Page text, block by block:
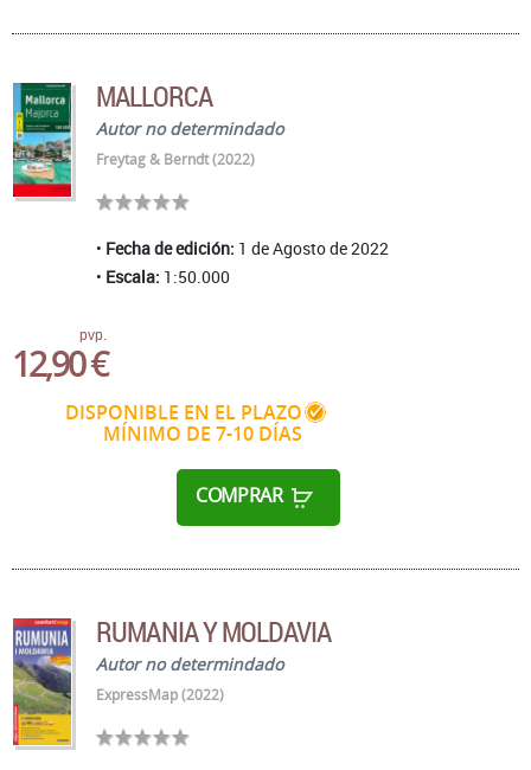
MALLORCA
Autor no determindado
Freytag & Berndt (2022)
Fecha de edición: 1 de Agosto de 2022
Escala: 1:50.000
pvp.
12,90 €
DISPONIBLE EN EL PLAZO
MÍNIMO DE 7-10 DÍAS
COMPRAR
RUMANIA Y MOLDAVIA
Autor no determindado
ExpressMap (2022)